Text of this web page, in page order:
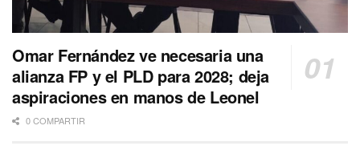
Omar Fernández ve necesaria una
alianza FP y el PLD para 2028; deja
aspiraciones en manos de Leonel
0 COMPARTIR